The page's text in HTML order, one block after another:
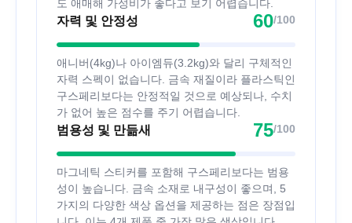
도 애매해 가성비가 좋다고 보기 어렵습니다.
자력 및 안정성 60/100
애니버(4kg)나 아이엠듀(3.2kg)와 달리 구체적인
자력 스펙이 없습니다. 금속 재질이라 플라스틱인
구스페리보다는 안정적일 것으로 예상되나, 수치
가 없어 높은 점수를 주기 어렵습니다.
범용성 및 만듦새 75/100
마그네틱 스티커를 포함해 구스페리보다는 범용
성이 높습니다. 금속 소재로 내구성이 좋으며, 5
가지의 다양한 색상 옵션을 제공하는 점은 장점입